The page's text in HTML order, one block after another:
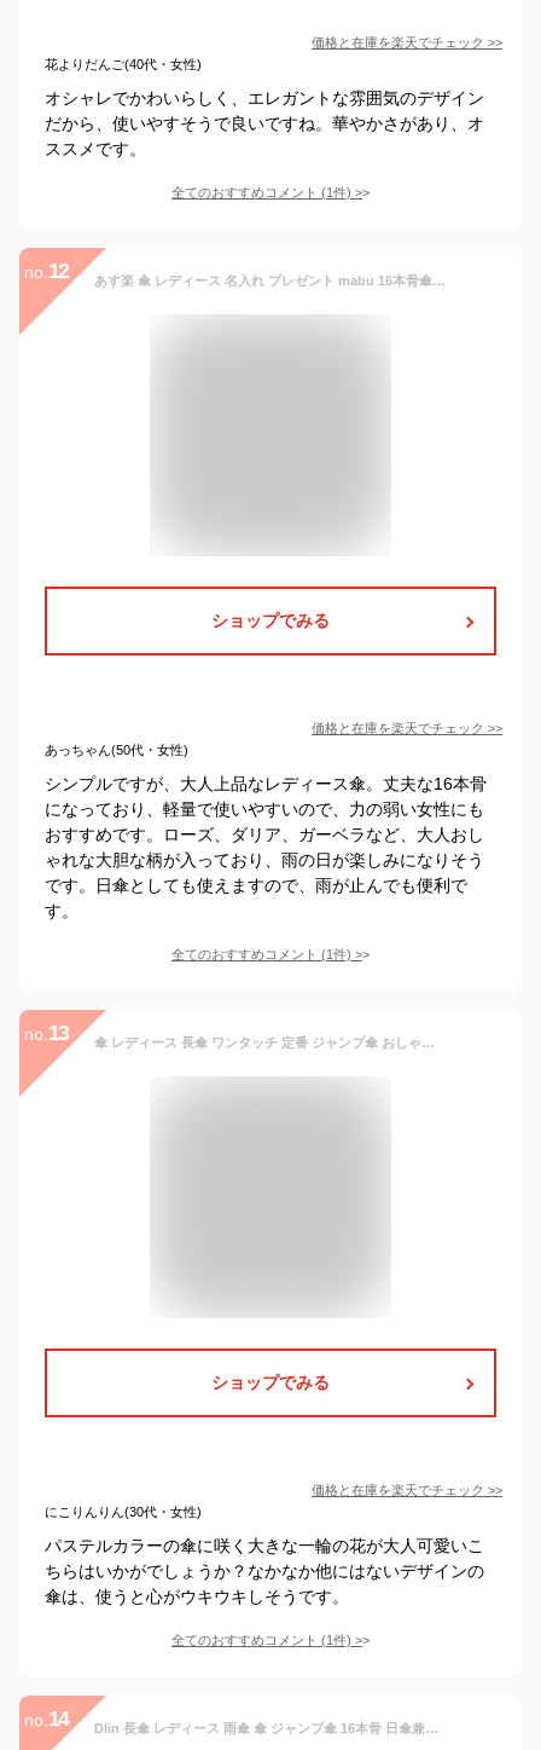
価格と在庫を楽天でチェック >>
花よりだんご(40代・女性)
オシャレでかわいらしく、エレガントな雰囲気のデザイン
だから、使いやすそうで良いですね。華やかさがあり、オ
ススメです。
全てのおすすめコメント (1件) >
no. 12 あす楽 傘 レディース 名入れ プレゼント mabu 16本骨傘 長傘 ワンタッチ式 ジャンプ 花 フラワー ワンポイント ギフト 女性用 雨傘 日傘 晴雨兼用 SMV アネモネ ローズ ダリア ブロッサム フリージア クレマチス スミレ ガーベラ ラナンキュラス /傘/ 2023
ショップでみる
価格と在庫を楽天でチェック >>
あっちゃん(50代・女性)
シンプルですが、大人上品なレディース傘。丈夫な16本骨
になっており、軽量で使いやすいので、力の弱い女性にも
おすすめです。ローズ、ダリア、ガーベラなど、大人おし
ゃれな大胆な柄が入っており、雨の日が楽しみになりそう
です。日傘としても使えますので、雨が止んでも便利で
す。
全てのおすすめコメント (1件) >
no. 13 傘 レディース 長傘 ワンタッチ 定番 ジャンプ傘 おしゃれ ブランド 58cm 晴雨兼用傘 丈夫 日傘 雨傘 軽量 母の日 ギフト UVカット 紫外線防止 プレゼント 16本骨 16本骨 婦人傘 グラスファイバー
ショップでみる
価格と在庫を楽天でチェック >>
にこりんりん(30代・女性)
パステルカラーの傘に咲く大きな一輪の花が大人可愛いこ
ちらはいかがでしょうか？なかなか他にはないデザインの
傘は、使うと心がウキウキしそうです。
全てのおすすめコメント (1件) >
no. 14 Dlin 長傘 レディース 雨傘 傘 ジャンプ傘 16本骨 日傘兼用雨傘 撥水布地 台風対応 自動開 遮光 梅雨対応 風に強い 軽量 丈夫 サッカー観戦